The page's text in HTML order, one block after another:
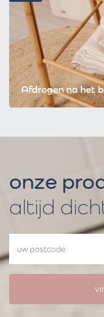
Afdrogen na het
onze
altijd